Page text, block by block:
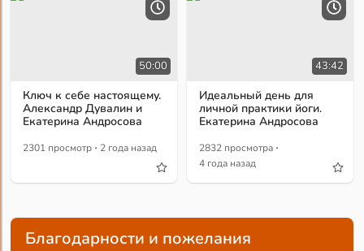
50:00
Ключ к себе настоящему.
Александр Дувалин и
Екатерина Андросова
2301 просмотр · 2 года назад
43:42
Идеальный день для
личной практики йоги.
Екатерина Андросова
2832 просмотра ·
4 года назад
Благодарности и пожелания